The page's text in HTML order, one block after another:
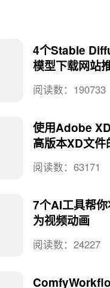
4个Stable
模型下载网站
阅读数：190733
使用Adobe
高版本XD文件
阅读数：63171
7个AI工具帮
为视频动画
阅读数：24227